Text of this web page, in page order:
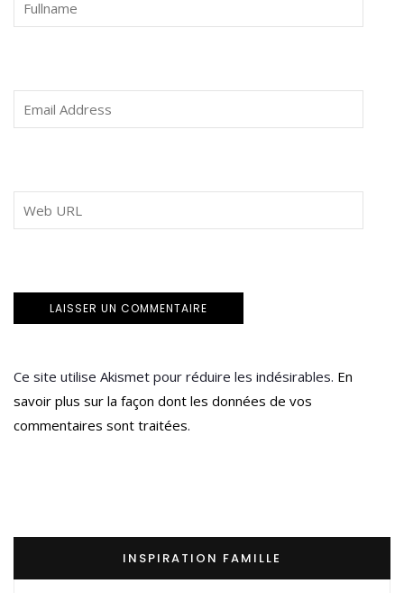
Ce site utilise Akismet pour réduire les indésirables. En
savoir plus sur la façon dont les données de vos
commentaires sont traitées.
INSPIRATION FAMILLE